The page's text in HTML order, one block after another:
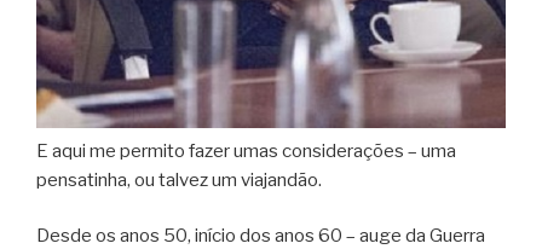
E aqui me permito fazer umas considerações – uma
pensatinha, ou talvez um viajandão.
Desde os anos 50, início dos anos 60 – auge da Guerra